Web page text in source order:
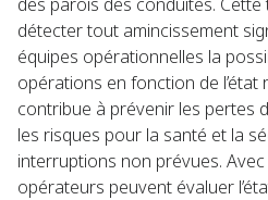
détecter tout amincissement
équipes opérationnelles la
opérations en fonction de l’état
contribue à prévenir les pertes
les risques pour la santé et la
interruptions non prévues.
opérateurs peuvent évaluer